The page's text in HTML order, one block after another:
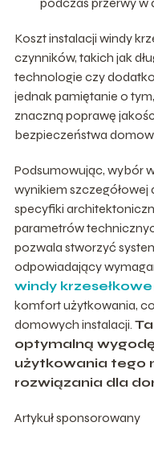
Koszt instalacji windy
czynników, takich jak
technologie czy
jednak pamiętanie o
znaczną poprawę
bezpieczeństwa
Podsumowując, wybór
wynikiem
specyfiki
parametrów
pozwala stworzyć
odpowiadający
windy krzesełkowe
komfort użytkowania,
domowych instalacji.
optymalną
użytkowania tego
rozwiązania dla
Artykuł sponsorowany